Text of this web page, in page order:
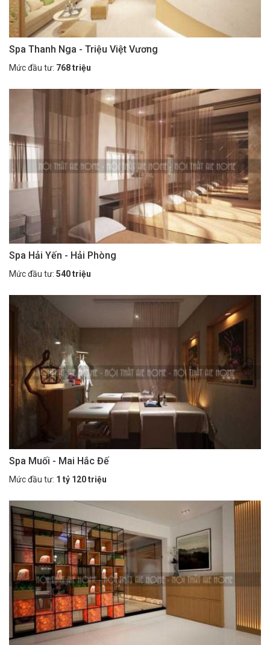
Spa Thanh Nga - Triệu Việt Vương
Mức đầu tư: 768 triệu
Spa Hải Yến - Hải Phòng
Mức đầu tư: 540 triệu
Spa Muối - Mai Hắc Đế
Mức đầu tư: 1 tỷ 120 triệu